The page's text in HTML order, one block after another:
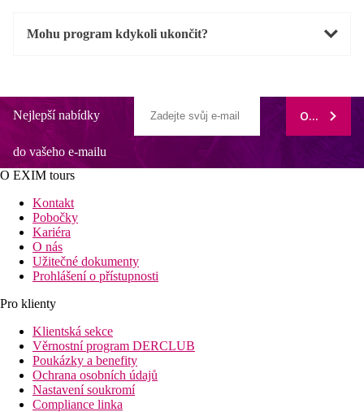
Mohu program kdykoli ukončit?
Nejlepší nabídky
do vašeho e-mailu
ODEBÍRAT
O EXIM tours
Kontakt
Pobočky
Kariéra
O nás
Užitečné dokumenty
Prohlášení o přístupnosti
Pro klienty
Klientská sekce
Věrnostní program DERCLUB
Poukázky a benefity
Ochrana osobních údajů
Nastavení soukromí
Compliance linka